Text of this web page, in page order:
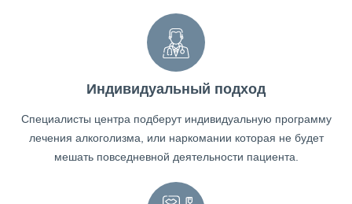
Индивидуальный подход
Специалисты центра подберут индивидуальную программу
лечения алкоголизма, или наркомании которая не будет
мешать повседневной деятельности пациента.